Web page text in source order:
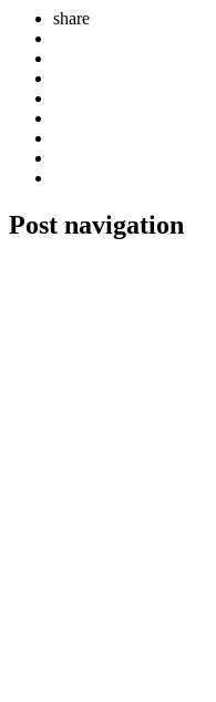
share
Post navigation